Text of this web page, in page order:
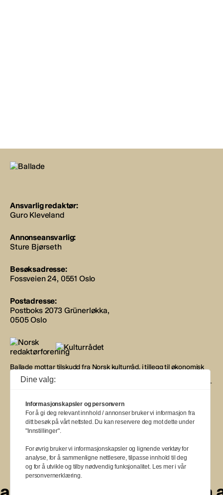
Ansvarlig redaktør:
Guro Kleveland
Annonseansvarlig:
Sture Bjørseth
Besøksadresse:
Fossveien 24, 0551 Oslo
Postadresse:
Postboks 2073 Grünerløkka,
0505 Oslo
Ballade mottar tilskudd fra Norsk kulturråd, i tillegg til økonomisk
støtte fra eierne NOPA, Norsk komponistforening og
Musikkforleggerne. Ballade drives etter Redaktør- og Vær Varsom-
BALLADE — NORGES MUSIKKMAGASIN
a
aa
aa
aa
Dine valg:
Informasjonskapsler og personvern
For å gi deg relevant innhold / annonser bruker vi informasjon fra
ditt besøk på vårt nettsted. Du kan reservere deg mot dette under
"Innstillinger".
For øvrig bruker vi informasjonskapsler og lignende verktøy for
analyse, for å sammenligne nettlesere, tilpasse innhold til deg
og for å utvikle og tilby nødvendig funksjonalitet. Les mer i vår
personvernerklæring.